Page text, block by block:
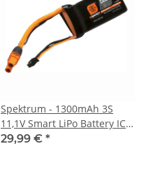
Spektrum - 1300mAh 3S
11,1V Smart LiPo Battery IC3
- 30C
29,99 € *